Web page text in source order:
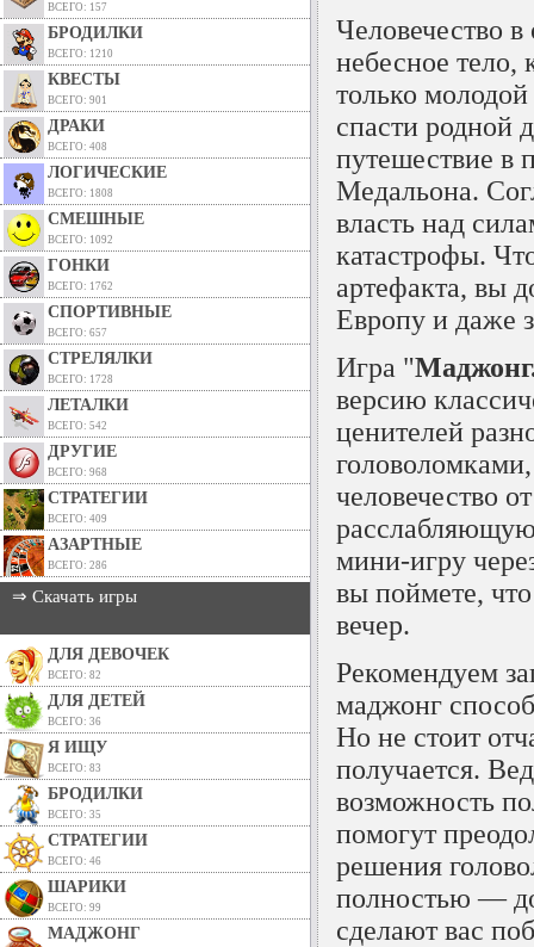
ВСЕГО: 157
БРОДИЛКИ
ВСЕГО: 1210
КВЕСТЫ
ВСЕГО: 901
ДРАКИ
ВСЕГО: 408
ЛОГИЧЕСКИЕ
ВСЕГО: 1808
СМЕШНЫЕ
ВСЕГО: 1092
ГОНКИ
ВСЕГО: 1762
СПОРТИВНЫЕ
ВСЕГО: 657
СТРЕЛЯЛКИ
ВСЕГО: 1728
ЛЕТАЛКИ
ВСЕГО: 542
ДРУГИЕ
ВСЕГО: 968
СТРАТЕГИИ
ВСЕГО: 409
АЗАРТНЫЕ
ВСЕГО: 286
⇒ Скачать игры
ДЛЯ ДЕВОЧЕК
ВСЕГО: 82
ДЛЯ ДЕТЕЙ
ВСЕГО: 36
Я ИЩУ
ВСЕГО: 83
БРОДИЛКИ
ВСЕГО: 35
СТРАТЕГИИ
ВСЕГО: 46
ШАРИКИ
ВСЕГО: 99
МАДЖОНГ
Человечество
небесное тело,
только
спасти родной
путешествие в
Медальона.
власть над
катастрофы.
артефакта, вы
Европу и даже
Игра "
версию
ценителей
человечество
мини-игру
вы поймете,
вечер.
Рекомендуем
маджонг
Но не стоит
получается.
возможность
помогут
решения
полностью —
сделают вас